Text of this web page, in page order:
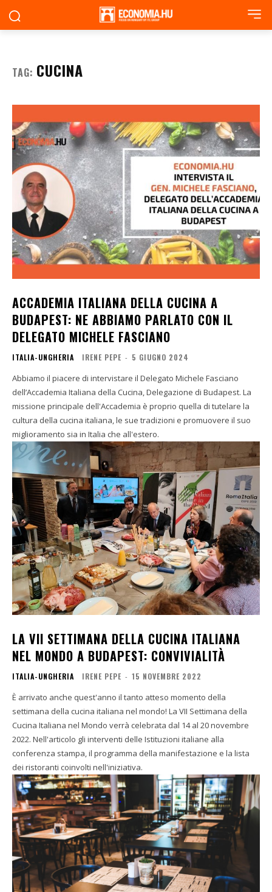
TAG: CUCINA
ACCADEMIA ITALIANA DELLA CUCINA A
BUDAPEST: NE ABBIAMO PARLATO CON IL
DELEGATO MICHELE FASCIANO
ITALIA-UNGHERIA IRENE PEPE - 5 GIUGNO 2024
Abbiamo il piacere di intervistare il Delegato Michele Fasciano
dell’Accademia Italiana della Cucina, Delegazione di Budapest. La
missione principale dell'Accademia è proprio quella di tutelare la
cultura della cucina italiana, le sue tradizioni e promuovere il suo
miglioramento sia in Italia che all'estero.
LA VII SETTIMANA DELLA CUCINA ITALIANA
NEL MONDO A BUDAPEST: CONVIVIALITÀ
ITALIA-UNGHERIA IRENE PEPE - 15 NOVEMBRE 2022
È arrivato anche quest'anno il tanto atteso momento della
settimana della cucina italiana nel mondo! La VII Settimana della
Cucina Italiana nel Mondo verrà celebrata dal 14 al 20 novembre
2022. Nell'articolo gli interventi delle Istituzioni italiane alla
conferenza stampa, il programma della manifestazione e la lista
dei ristoranti coinvolti nell'iniziativa.